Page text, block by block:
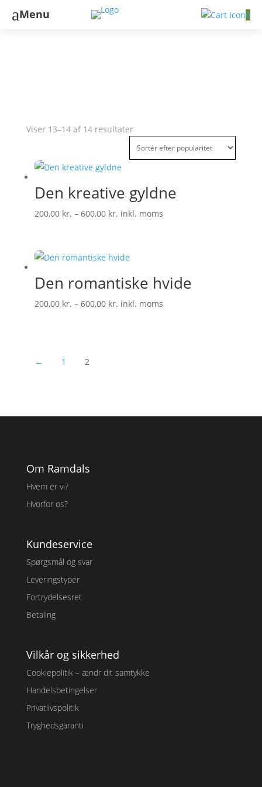
aMenu 0
Viser 13–14 af 14 resultaterSorteret
Den kreative gyldne
200,00 kr. – 600,00 kr.Prisinterval:
600,00 kr.
inkl. moms
Den romantiske hvide
200,00 kr. – 600,00 kr.Prisinterval:
inkl. moms
← 1 2
Om Ramdals
Hvem er vi?
Hvorfor os?
Kundeservice
Spørgsmål og svar
Leveringstyper
Fortrydelsesret
Betaling
Vilkår og sikkerhed
Cookiepolitik – ændr dit samtykke
Handelsbetingelser
Privatlivspolitik
Tryghedsgaranti